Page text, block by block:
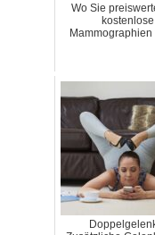
Wo Sie
kostenlose
Mammographien